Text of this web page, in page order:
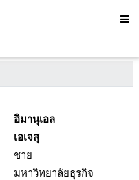
อิมานุเอล
เอเจสุ
ชาย
มหาวิทยาลัยธุรกิจ